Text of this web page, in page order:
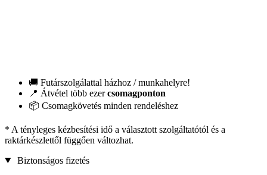
🚚 Futárszolgálattal házhoz / munkahelyre!
📍 Átvétel több ezercsomagponton
📦 Csomagkövetés minden rendeléshez
* A tényleges kézbesítési idő a választott szolgáltatótól és a
raktárkészlettől függően változhat.
Biztonságos fizetés